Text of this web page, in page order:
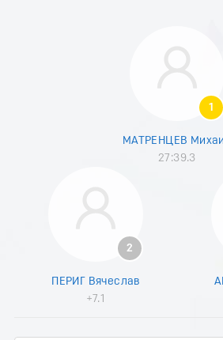
1
МАТРЕНЦЕВ
27:39.3
2
ПЕРИГ Вячеслав
+7.1